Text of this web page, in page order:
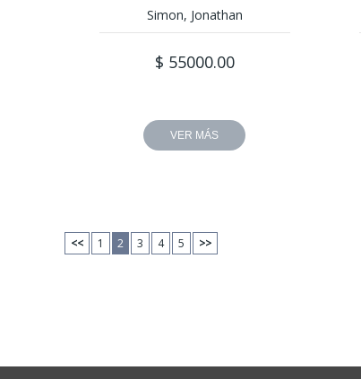
Simon, Jonathan
$ 55000.00
VER MÁS
<< 1 2 3 4 5 >>